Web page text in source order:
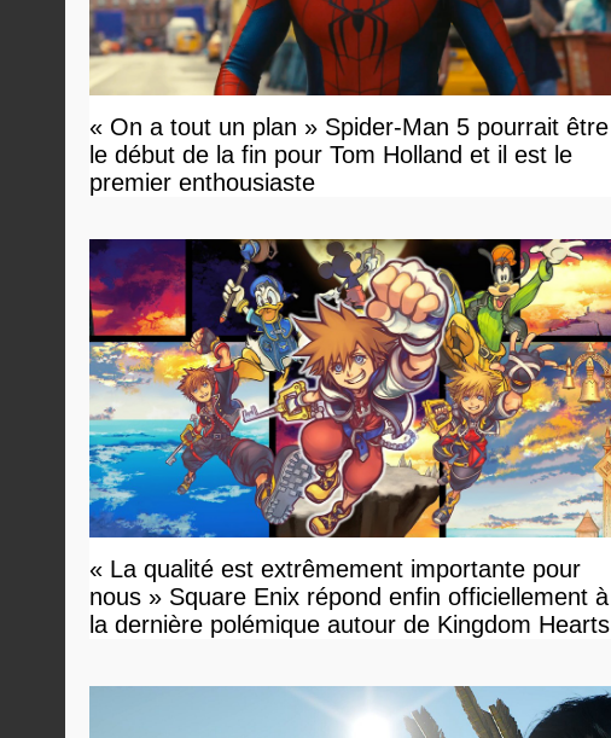
« On a tout un plan » Spider-Man 5 pourrait être
le début de la fin pour Tom Holland et il est le
premier enthousiaste
« La qualité est extrêmement importante pour
nous » Square Enix répond enfin officiellement à
la dernière polémique autour de Kingdom Hearts